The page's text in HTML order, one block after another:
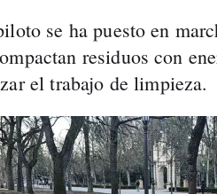
se ha puesto en
residuos con
el trabajo de limpieza.